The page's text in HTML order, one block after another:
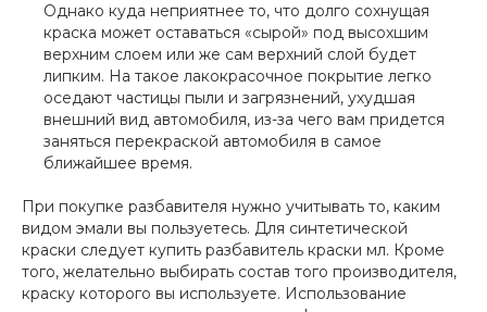
Однако куда неприятнее то, что долго сохнущая
краска может оставаться «сырой» под высохшим
верхним слоем или же сам верхний слой будет
липким. На такое лакокрасочное покрытие легко
оседают частицы пыли и загрязнений, ухудшая
внешний вид автомобиля, из-за чего вам придется
заняться перекраской автомобиля в самое
ближайшее время.
При покупке разбавителя нужно учитывать то, каким
видом эмали вы пользуетесь. Для синтетической
краски следует купить разбавитель краски мл. Кроме
того, желательно выбирать состав того производителя,
краску которого вы используете. Использование